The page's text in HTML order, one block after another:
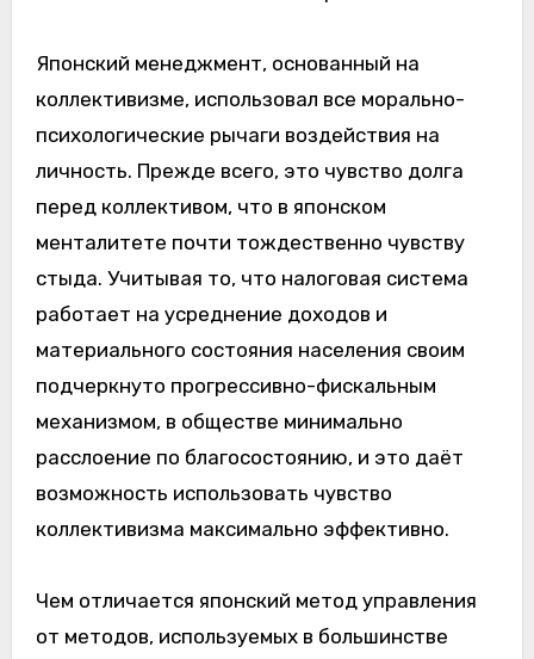
Японский менеджмент, основанный на
коллективизме, использовал все морально-
психологические рычаги воздействия на
личность. Прежде всего, это чувство долга
перед коллективом, что в японском
менталитете почти тождественно чувству
стыда. Учитывая то, что налоговая система
работает на усреднение доходов и
материального состояния населения своим
подчеркнуто прогрессивно-фискальным
механизмом, в обществе минимально
расслоение по благосостоянию, и это даёт
возможность использовать чувство
коллективизма максимально эффективно.
Чем отличается японский метод управления
от методов, используемых в большинстве